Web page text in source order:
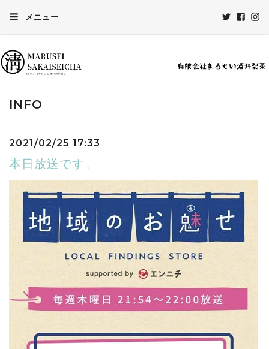
メニュー
INFO
2021/02/25 17:33
本日放送です。